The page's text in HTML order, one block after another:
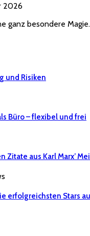
2026
ganz besondere
und Risiken
Büro – flexibel und frei
Zitate aus Karl Marx’
erfolgreichsten Stars